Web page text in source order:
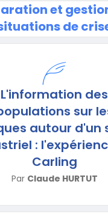
et
de
L'information des
sur
autour d'un
:
Carling
Par Claude HURTUT